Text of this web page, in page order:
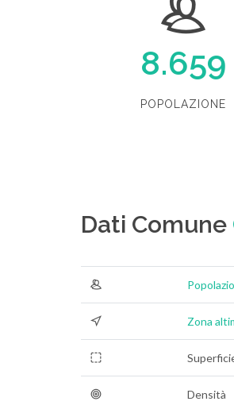
8.659
POPOLAZIONE
Dati Comune
Zona
Densità